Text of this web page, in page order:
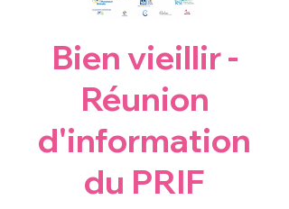
Bien vieillir -
Réunion
d'information
du PRIF